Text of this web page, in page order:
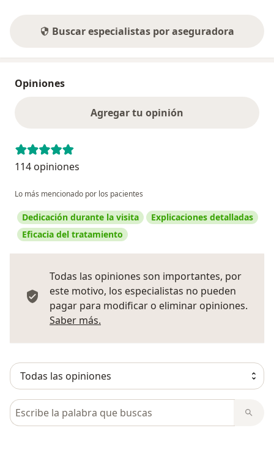
Buscar especialistas por aseguradora
Opiniones
Agregar tu opinión
114 opiniones
Lo más mencionado por los pacientes
Dedicación durante la visita
Explicaciones detalladas
Eficacia del tratamiento
Todas las opiniones son importantes, por
este motivo, los especialistas no pueden
pagar para modificar o eliminar opiniones.
Saber más.
Busca en opiniones